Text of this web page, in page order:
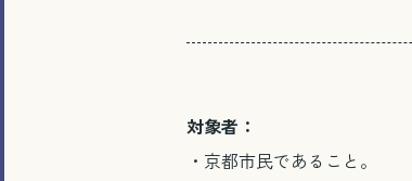
対象者：
・京都市民であること。